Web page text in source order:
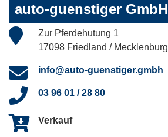
auto-guenstiger GmbH
Zur Pferdehutung 1
17098 Friedland / Mecklenburg
info@auto-guenstiger.gmbh
03 96 01 / 28 80
Verkauf